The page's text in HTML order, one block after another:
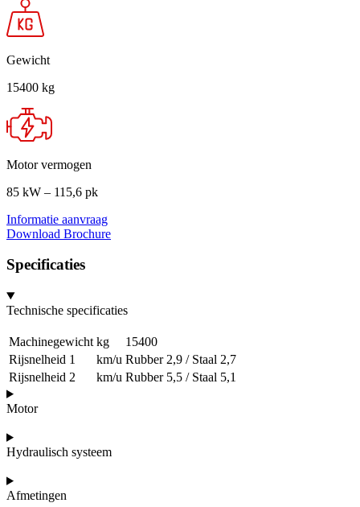
Gewicht
15400 kg
Motor vermogen
85 kW – 115,6 pk
Informatie aanvraag
Download Brochure
Specificaties
Technische specificaties
Machinegewicht kg
15400
Rijsnelheid 1
km/u Rubber 2,9 / Staal 2,7
Rijsnelheid 2
km/u Rubber 5,5 / Staal 5,1
Motor
Hydraulisch systeem
Afmetingen